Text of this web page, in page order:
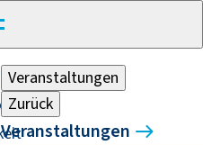
Veranstaltungen
Zurück
Veranstaltungen
Recht